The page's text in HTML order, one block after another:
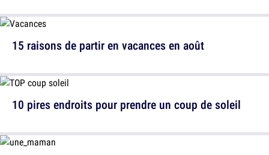
15 raisons de partir en vacances en août
10 pires endroits pour prendre un coup de soleil